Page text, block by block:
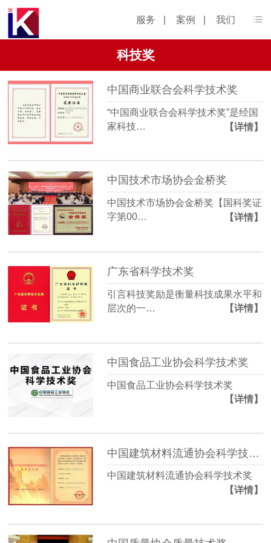
服务 案例 我们
科技奖
中国商业联合会科学技术奖
“中国商业联合会科学技术奖”是经国
家科技…
【详情】
中国技术市场协会金桥奖
中国技术市场协会金桥奖【国科奖证
字第00…
【详情】
广东省科学技术奖
引言科技奖励是衡量科技成果水平和
层次的一…
【详情】
中国食品工业协会科学技术奖
中国食品工业协会科学技术奖
【详情】
中国建筑材料流通协会科学技术奖
中国建筑材料流通协会科学技术奖
【详情】